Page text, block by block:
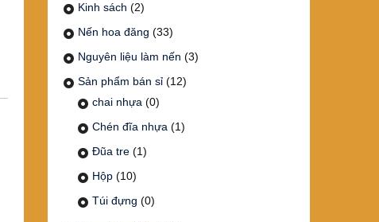
Kinh sách (2)
Nến hoa đăng (33)
Nguyên liệu làm nến (3)
Sản phẩm bán sỉ (12)
chai nhựa (0)
Chén đĩa nhựa (1)
Đũa tre (1)
Hộp (10)
Túi đựng (0)